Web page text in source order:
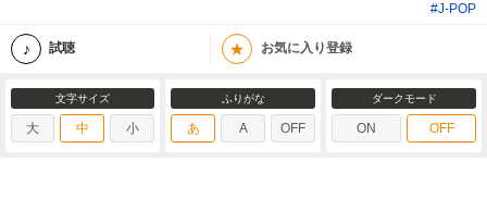
#J-POP
試聴 ★ お気に入り登録
文字サイズ
大 中 小
ふりがな
あ A OFF
ダークモード
ON OFF